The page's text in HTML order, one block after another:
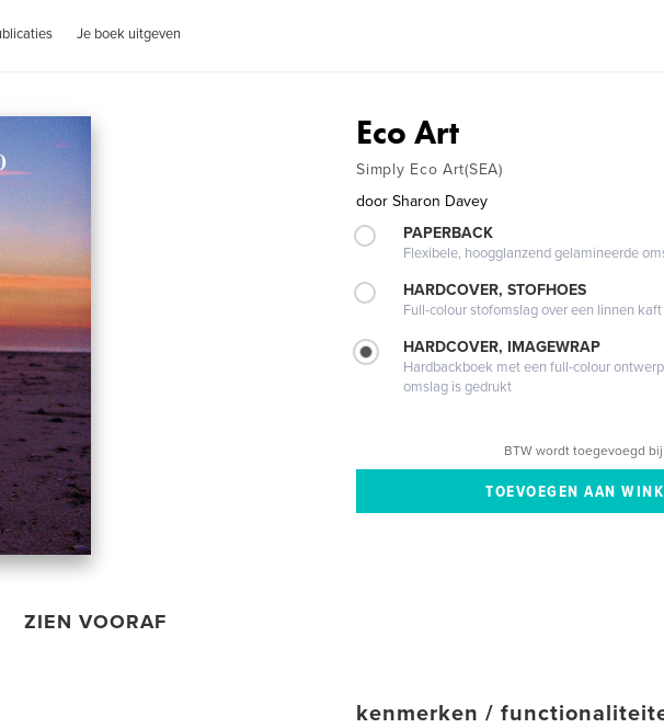
Je boek uitgeven
ZIEN VOORAF
Eco Art
Simply Eco Art(SEA)
door Sharon Davey
PAPERBACK
Flexibele, hoogglanzend gelamineerde
HARDCOVER, STOFHOES
Full-colour stofomslag over een linnen kaft
HARDCOVER, IMAGEWRAP
Hardbackboek met een full-colour
omslag is gedrukt
BTW wordt toegevoegd bij
kenmerken /